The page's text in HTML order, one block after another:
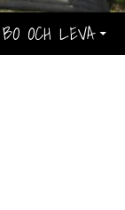
BO OCH LEVA